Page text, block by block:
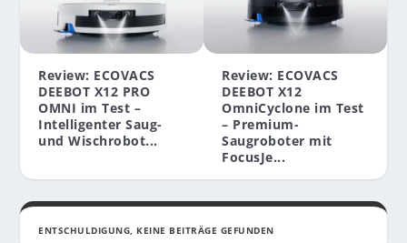
Review: ECOVACS
DEEBOT X12 PRO
OMNI im Test –
Intelligenter Saug-
und Wischrobot...
Review: ECOVACS
DEEBOT X12
OmniCyclone im Test
– Premium-
Saugroboter mit
FocusJe...
ENTSCHULDIGUNG, KEINE BEITRÄGE GEFUNDEN